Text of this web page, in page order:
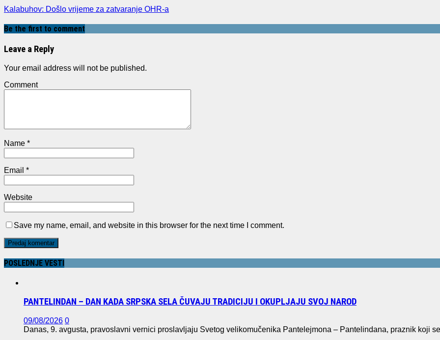
Kalabuhov: Došlo vrijeme za zatvaranje OHR-a
Be the first to comment
Leave a Reply
Your email address will not be published.
Comment
Name *
Email *
Website
Save my name, email, and website in this browser for the next time I comment.
POSLEDNJE VESTI
PANTELINDAN – DAN KADA SRPSKA SELA ČUVAJU TRADICIJU I OKUPLJAJU SVOJ NAROD
09/08/2026 0
Danas, 9. avgusta, pravoslavni vernici proslavljaju Svetog velikomučenika Pantelejmona – Pantelindana, praznik koji